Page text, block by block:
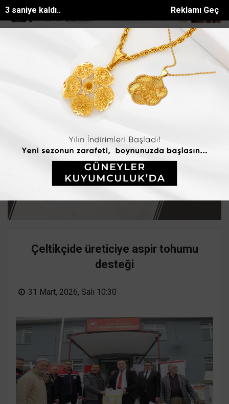
Reklamı Geç
2 saniye kaldı..
bölgesi Taşucuna huzur veren uygulama Burdurda belediyenin
Ana Sayfa GÜNDEM
Çeltikçide üreticiye aspir tohumu
desteği
31 Mart, 2026, Salı 10:30